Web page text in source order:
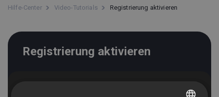
Hilfe-Center Video-Tutorials Registrierung aktivieren
Registrierung aktivieren